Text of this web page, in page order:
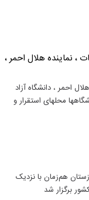
، نماینده هلال احمر ،
احمر ، دانشگاه آزاد
محلهای استقرار و
هم‌زمان با نزدیک
برگزار شد